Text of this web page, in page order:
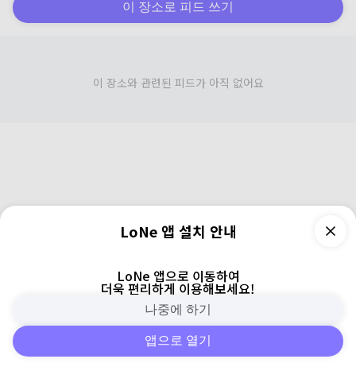
이 장소로 피드 쓰기
이 장소와 관련된 피드가 아직 없어요
피드 주변 검색 로그인
LoNe 앱 설치 안내
LoNe 앱으로 이동하여
더욱 편리하게 이용해보세요!
나중에 하기
앱으로 열기